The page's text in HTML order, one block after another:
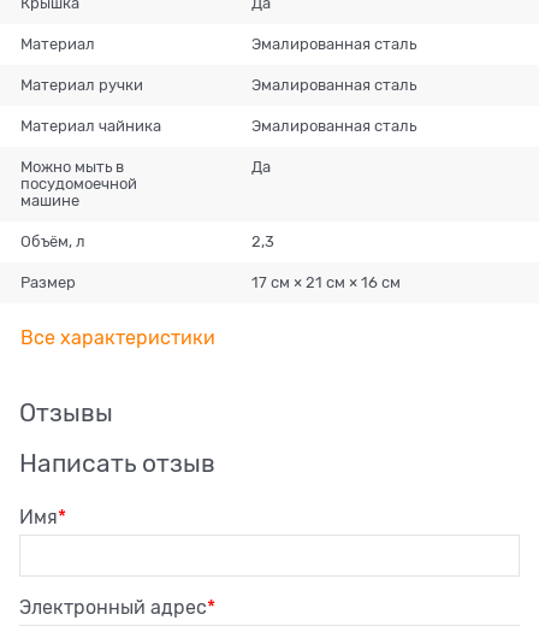
Материал Эмалированная сталь
Материал ручки Эмалированная сталь
Материал чайника Эмалированная сталь
Можно мыть в
посудомоечной
машине
Да
Объём, л 2,3
Размер 17 см × 21 см × 16 см
Все характеристики
Отзывы
Написать отзыв
Имя
Электронный адрес